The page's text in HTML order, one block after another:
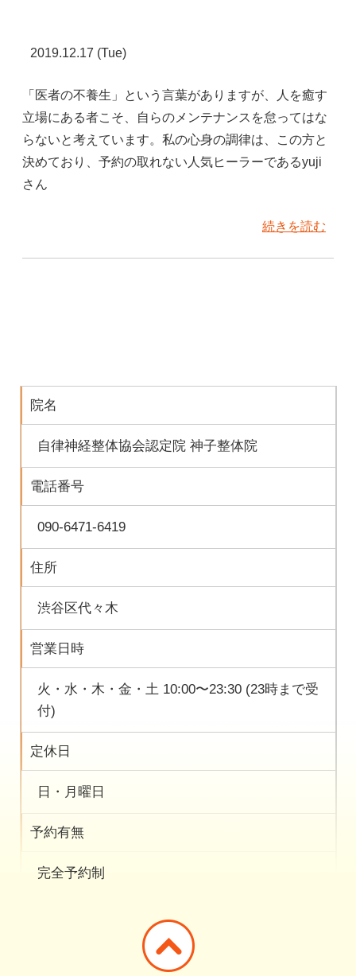
2019.12.17 (Tue)
「医者の不養生」という言葉がありますが、人を癒す
立場にある者こそ、自らのメンテナンスを怠ってはな
らないと考えています。私の心身の調律は、この方と
決めており、予約の取れない人気ヒーラーであるyuji
さん
続きを読む
院名
自律神経整体協会認定院 神子整体院
電話番号
090-6471-6419
住所
渋谷区代々木
営業日時
火・水・木・金・土 10:00〜23:30 (23時まで受
付)
定休日
日・月曜日
予約有無
完全予約制